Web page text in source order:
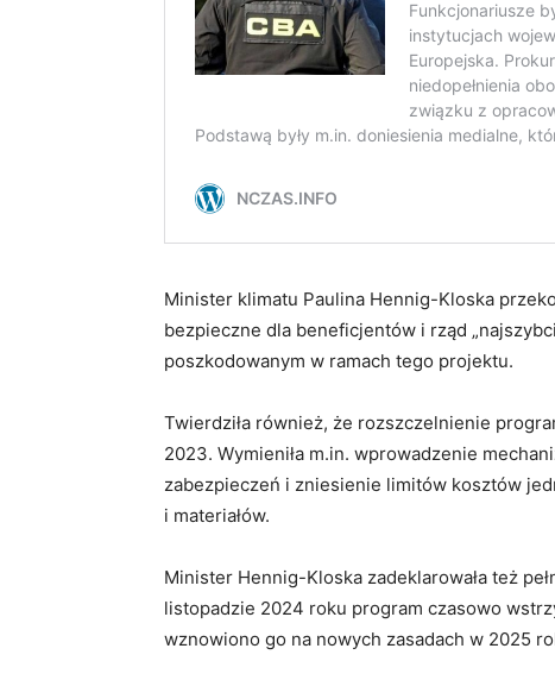
Minister klimatu Paulina Hennig-Kloska
bezpieczne dla beneficjentów i rząd
poszkodowanym w ramach tego projektu.
Twierdziła również, że rozszczelnienie
2023. Wymieniła m.in. wprowadzenie
zabezpieczeń i zniesienie limitów kosztów
i materiałów.
Minister Hennig-Kloska zadeklarowała też
listopadzie 2024 roku program czasowo
wznowiono go na nowych zasadach w 2025